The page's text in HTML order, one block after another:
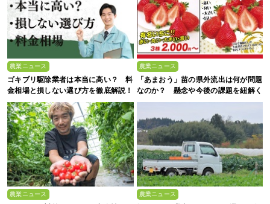
農業ニュース
ゴキブリ駆除業者は本当に高い？ 料
金相場と損しない選び方を徹底解説！
農業ニュース
「あまおう」苗の県外流出は何が問題
なのか？ 懸念や今後の課題を紐解く
農業ニュース 農業ニュース